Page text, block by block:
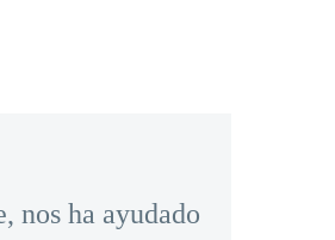
nos ha ayudado